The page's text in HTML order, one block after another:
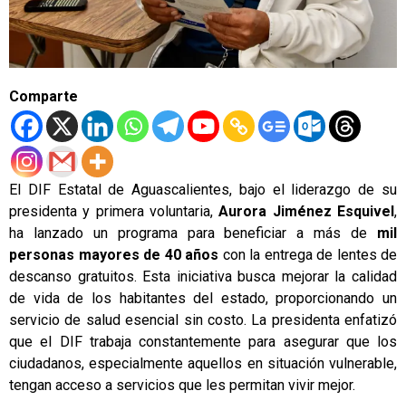
Comparte
El DIF Estatal de Aguascalientes, bajo el liderazgo de su
presidenta y primera voluntaria,Aurora Jiménez Esquivel,
ha lanzado un programa para beneficiar a más de mil
personas mayores de 40 años con la entrega de lentes de
descanso gratuitos. Esta iniciativa busca mejorar la calidad
de vida de los habitantes del estado, proporcionando un
servicio de salud esencial sin costo. La presidenta enfatizó
que el DIF trabaja constantemente para asegurar que los
ciudadanos, especialmente aquellos en situación vulnerable,
tengan acceso a servicios que les permitan vivir mejor.